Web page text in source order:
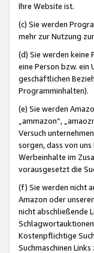
Ihre Website ist.
(c) Sie werden
mehr zur Nutzung
(d) Sie werden keine
eine Person bzw.
geschäftlichen
Programminhalten).
(e) Sie werden
„ammazon“,
Versuch
sorgen, dass von
Werbeinhalte im
vorausgesetzt die
(f) Sie werden nicht
Amazon oder
nicht abschließende
Kostenpflichtige
Suchmaschinen